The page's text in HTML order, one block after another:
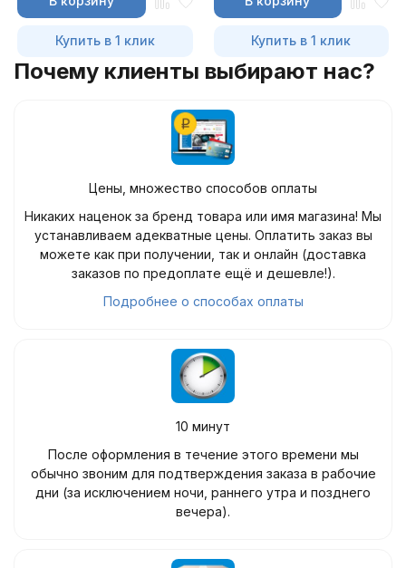
Купить в 1 клик Купить в 1 клик
Почему клиенты выбирают нас?
Цены, множество способов оплаты
Никаких наценок за бренд товара или имя магазина! Мы
устанавливаем адекватные цены. Оплатить заказ вы
можете как при получении, так и онлайн (доставка
заказов по предоплате ещё и дешевле!).
Подробнее о способах оплаты
10 минут
После оформления в течение этого времени мы
обычно звоним для подтверждения заказа в рабочие
дни (за исключением ночи, раннего утра и позднего
вечера).